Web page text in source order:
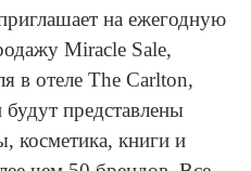
на ежегодную
Miracle Sale,
в отеле The Carlton,
представлены
косметика, книги и